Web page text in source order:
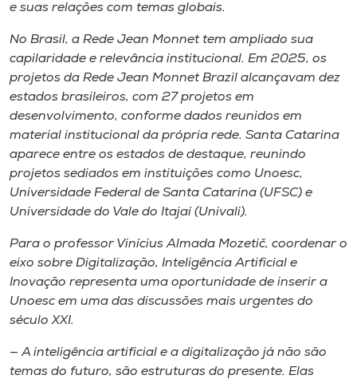
e suas relações com temas globais.
No Brasil, a Rede Jean Monnet tem ampliado sua
capilaridade e relevância institucional. Em 2025, os
projetos da Rede Jean Monnet Brazil alcançavam dez
estados brasileiros, com 27 projetos em
desenvolvimento, conforme dados reunidos em
material institucional da própria rede. Santa Catarina
aparece entre os estados de destaque, reunindo
projetos sediados em instituições como Unoesc,
Universidade Federal de Santa Catarina (UFSC) e
Universidade do Vale do Itajaí (Univali).
Para o professor Vinícius Almada Mozetič, coordenar o
eixo sobre Digitalização, Inteligência Artificial e
Inovação representa uma oportunidade de inserir a
Unoesc em uma das discussões mais urgentes do
século XXI.
— A inteligência artificial e a digitalização já não são
temas do futuro, são estruturas do presente. Elas